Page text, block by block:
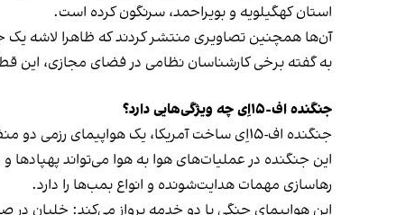
استان کهگیلویه و بویراحمد، سرنگون کرده است.
آن‌ها همچنین تصاویری منتشر کردند که ظاهرا لاشه
به گفته برخی کارشناسان نظامی در فضای مجازی، این قطعات مربوط به یک اف-۱۵ای
جنگنده اف-۱۵اِی چه ویژگی‌هایی دارد؟
جنگنده اف-۱۵اِی ساخت آمریکا، یک هواپیمای رزمی دو منظوره است که هم ماموریت‌های هوا به هوا و هم هوا به زمین را انجام می‌دهد.
این جنگنده در عملیات‌های هوا به هوا می‌تواند
رهاسازی مهمات هدایت‌شونده و انواع بمب‌ها را دارد.